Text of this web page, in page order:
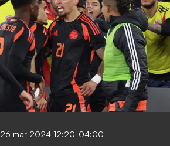
26 mar 2024 12:20-04:00